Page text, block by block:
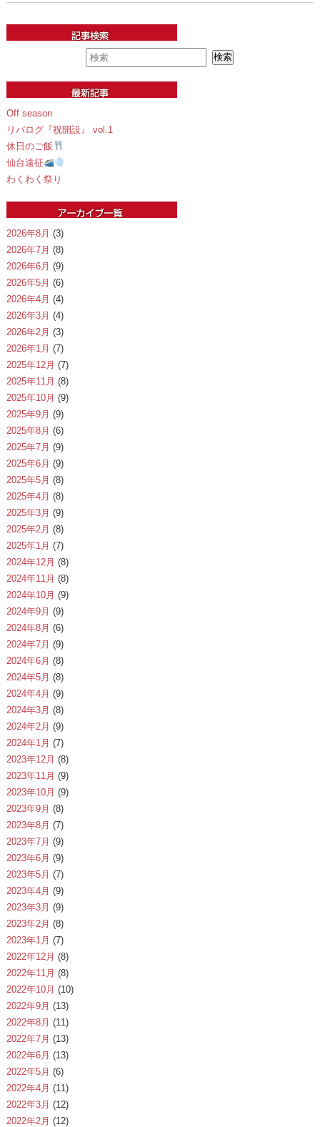
Off season
リバログ『祝開設』 vol.1
休日のご飯
仙台遠征
わくわく祭り
2026年8月 (3)
2026年7月 (8)
2026年6月 (9)
2026年5月 (6)
2026年4月 (4)
2026年3月 (4)
2026年2月 (3)
2026年1月 (7)
2025年12月 (7)
2025年11月 (8)
2025年10月 (9)
2025年9月 (9)
2025年8月 (6)
2025年7月 (9)
2025年6月 (9)
2025年5月 (8)
2025年4月 (8)
2025年3月 (9)
2025年2月 (8)
2025年1月 (7)
2024年12月 (8)
2024年11月 (8)
2024年10月 (9)
2024年9月 (9)
2024年8月 (6)
2024年7月 (9)
2024年6月 (8)
2024年5月 (8)
2024年4月 (9)
2024年3月 (8)
2024年2月 (9)
2024年1月 (7)
2023年12月 (8)
2023年11月 (9)
2023年10月 (9)
2023年9月 (8)
2023年8月 (7)
2023年7月 (9)
2023年6月 (9)
2023年5月 (7)
2023年4月 (9)
2023年3月 (9)
2023年2月 (8)
2023年1月 (7)
2022年12月 (8)
2022年11月 (8)
2022年10月 (10)
2022年9月 (13)
2022年8月 (11)
2022年7月 (13)
2022年6月 (13)
2022年5月 (6)
2022年4月 (11)
2022年3月 (12)
2022年2月 (12)